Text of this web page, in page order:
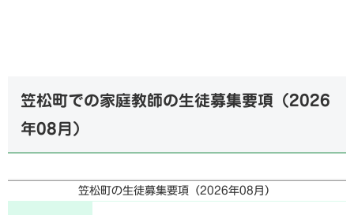
笠松町での家庭教師の生徒募集要項（2026
年08月）
笠松町の生徒募集要項（2026年08月 ）